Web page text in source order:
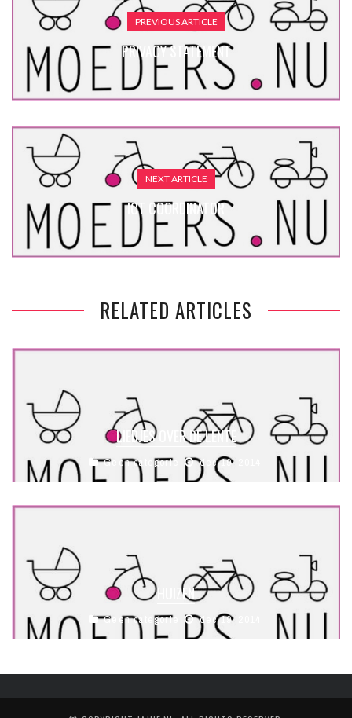
PREVIOUS ARTICLE
PRIVACY STATEMENT
NEXT ARTICLE
ICT COÖRDINATOR
RELATED ARTICLES
LIEDJES OVER DE LENTE
Geen categorie dec 19, 2014
HUIZEN
Geen categorie dec 19, 2014